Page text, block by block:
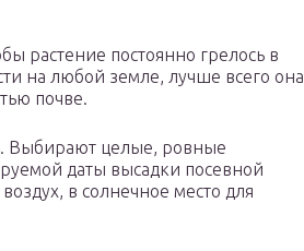
растение постоянно грелось в
на любой земле, лучше всего она
почве.
Выбирают целые, ровные
даты высадки посевной
в солнечное место для